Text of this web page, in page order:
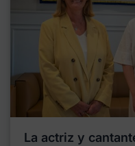
La actriz y